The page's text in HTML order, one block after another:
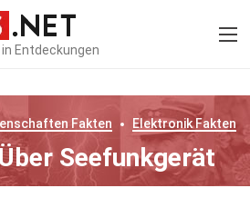
Entdeckungen
Fakten ElektronikFakten
Seefunkgerät